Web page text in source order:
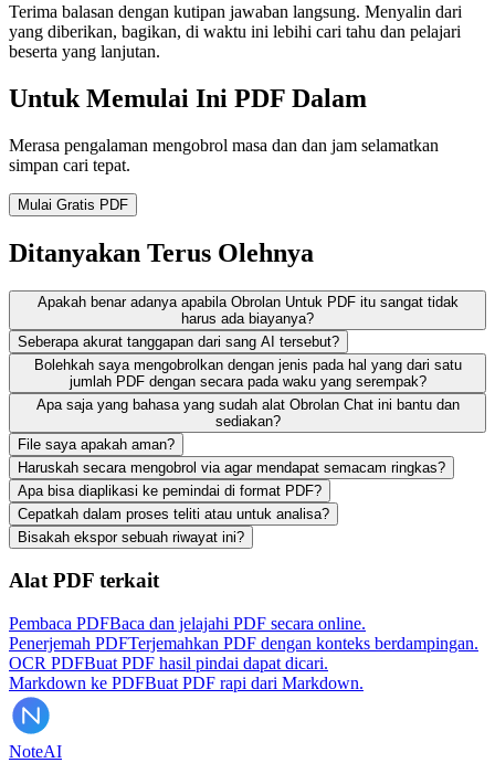
Terima balasan dengan kutipan jawaban langsung. Menyalin dari
yang diberikan, bagikan, di waktu ini lebihi cari tahu dan pelajari
beserta yang lanjutan.
Untuk Memulai Ini PDF Dalam
Merasa pengalaman mengobrol masa dan dan jam selamatkan
simpan cari tepat.
Mulai Gratis PDF
Ditanyakan Terus Olehnya
Apakah benar adanya apabila Obrolan Untuk PDF itu sangat tidak
harus ada biayanya?
Seberapa akurat tanggapan dari sang AI tersebut?
Bolehkah saya mengobrolkan dengan jenis pada hal yang dari satu
jumlah PDF dengan secara pada waku yang serempak?
Apa saja yang bahasa yang sudah alat Obrolan Chat ini bantu dan
sediakan?
File saya apakah aman?
Haruskah secara mengobrol via agar mendapat semacam ringkas?
Apa bisa diaplikasi ke pemindai di format PDF?
Cepatkah dalam proses teliti atau untuk analisa?
Bisakah ekspor sebuah riwayat ini?
Alat PDF terkait
Pembaca PDFBaca dan jelajahi PDF secara online.
Penerjemah PDFTerjemahkan PDF dengan konteks berdampingan.
OCR PDFBuat PDF hasil pindai dapat dicari.
Markdown ke PDFBuat PDF rapi dari Markdown.
NoteAI